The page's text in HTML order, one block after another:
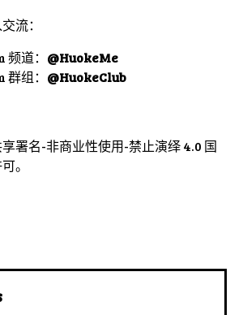
流：
道： @HuokeMe
组： @HuokeClub
署名-非商业性使用-禁止演绎 4.0 国
。